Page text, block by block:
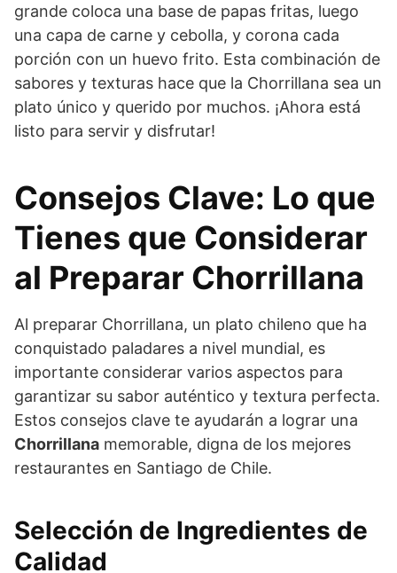
grande coloca una base de papas fritas, luego
una capa de carne y cebolla, y corona cada
porción con un huevo frito. Esta combinación de
sabores y texturas hace que la Chorrillana sea un
plato único y querido por muchos. ¡Ahora está
listo para servir y disfrutar!
Consejos Clave: Lo que
Tienes que Considerar
al Preparar Chorrillana
Al preparar Chorrillana, un plato chileno que ha
conquistado paladares a nivel mundial, es
importante considerar varios aspectos para
garantizar su sabor auténtico y textura perfecta.
Estos consejos clave te ayudarán a lograr una
Chorrillana memorable, digna de los mejores
restaurantes en Santiago de Chile.
Selección de Ingredientes de
Calidad